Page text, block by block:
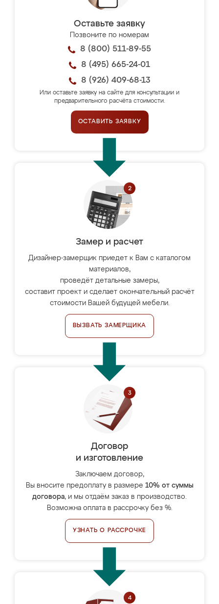
Оставьте заявку
Позвоните по номерам
8 (800) 511-89-55
8 (495) 665-24-01
8 (926) 409-68-13
Или оставьте заявку на сайте для консультации и
предварительного расчёта стоимости.
ОСТАВИТЬ ЗАЯВКУ
Замер и расчет
Дизайнер-замерщик приедет к Вам с каталогом
материалов,
проведёт детальные замеры,
составит проект и сделает окончательный расчёт
стоимости Вашей будущей мебели.
ВЫЗВАТЬ ЗАМЕРЩИКА
Договор
и изготовление
Заключаем договор,
Вы вносите предоплату в размере 10% от суммы
договора, и мы отдаём заказ в производство.
Возможна оплата в рассрочку без %.
УЗНАТЬ О РАССРОЧКЕ